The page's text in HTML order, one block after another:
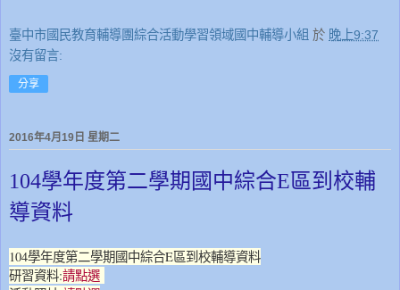
臺中市國民教育輔導團綜合活動學習領域國中輔導小組 於 晚上9:37
沒有留言:
分享
2016年4月19日 星期二
104學年度第二學期國中綜合E區到校輔
導資料
104學年度第二學期國中綜合E區到校輔導資料
研習資料:請點選